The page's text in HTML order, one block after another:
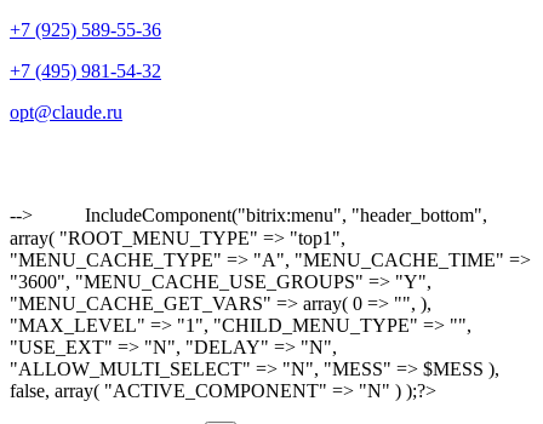
+7 (925) 589-55-36
+7 (495) 981-54-32
opt@claude.ru
-->
IncludeComponent("bitrix:menu", "header_bottom",
array( "ROOT_MENU_TYPE" => "top1",
"MENU_CACHE_TYPE" => "A", "MENU_CACHE_TIME" =>
"3600", "MENU_CACHE_USE_GROUPS" => "Y",
"MENU_CACHE_GET_VARS" => array( 0 => "", ),
"MAX_LEVEL" => "1", "CHILD_MENU_TYPE" => "",
"USE_EXT" => "N", "DELAY" => "N",
"ALLOW_MULTI_SELECT" => "N", "MESS" => $MESS ),
false, array( "ACTIVE_COMPONENT" => "N" ) );?>